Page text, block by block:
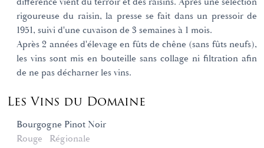
rigoureuse du raisin, la presse se fait dans un pressoir de
1951, suivi d'une cuvaison de 3 semaines à 1 mois.
Après 2 années d'élevage en fûts de chêne (sans fûts neufs),
les vins sont mis en bouteille sans collage ni filtration afin
de ne pas décharner les vins.
Les Vins du Domaine
Bourgogne Pinot Noir
Rouge
Régionale